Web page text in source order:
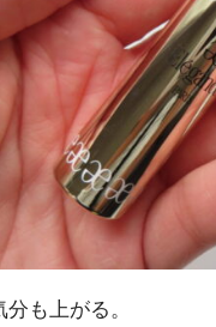
も上がる。